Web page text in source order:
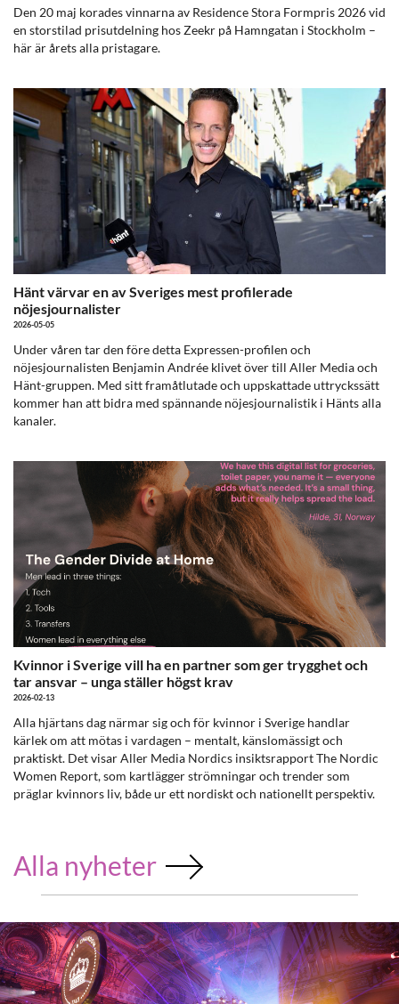
Den 20 maj korades vinnarna av Residence Stora Formpris 2026 vid
en storstilad prisutdelning hos Zeekr på Hamngatan i Stockholm –
här är årets alla pristagare.
Hänt värvar en av Sveriges mest profilerade
nöjesjournalister
2026-05-05
Under våren tar den före detta Expressen-profilen och
nöjesjournalisten Benjamin Andrée klivet över till Aller Media och
Hänt-gruppen. Med sitt framåtlutade och uppskattade uttryckssätt
kommer han att bidra med spännande nöjesjournalistik i Hänts alla
kanaler.
Kvinnor i Sverige vill ha en partner som ger trygghet och
tar ansvar – unga ställer högst krav
2026-02-13
Alla hjärtans dag närmar sig och för kvinnor i Sverige handlar
kärlek om att mötas i vardagen – mentalt, känslomässigt och
praktiskt. Det visar Aller Media Nordics insiktsrapport The Nordic
Women Report, som kartlägger strömningar och trender som
präglar kvinnors liv, både ur ett nordiskt och nationellt perspektiv.
Alla nyheter